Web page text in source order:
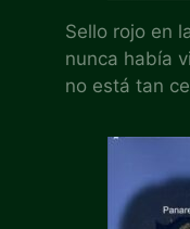
Sello rojo en
nunca había
no está tan